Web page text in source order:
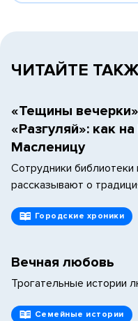
ЧИТАЙТЕ
«Тещины
«Разгуляй»: как
Масленицу
Сотрудники библиотеки
рассказывают о
Городские хроники
Вечная любовь
Трогательные истории
Семейные истории